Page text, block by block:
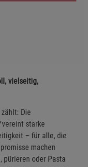
vielseitig,
Die
vereint starke
– für alle, die
machen
pürieren oder Pasta